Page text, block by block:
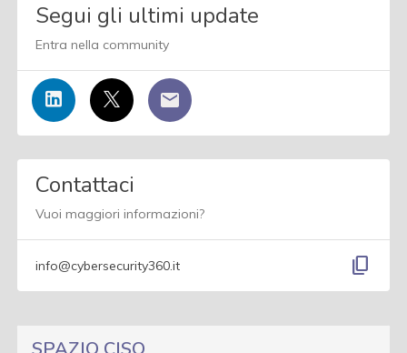
Segui gli ultimi update
Entra nella community
Contattaci
Vuoi maggiori informazioni?
info@cybersecurity360.it content_copy